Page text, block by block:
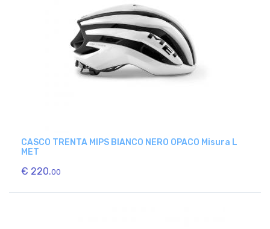
CASCO TRENTA MIPS BIANCO NERO OPACO Misura L
MET
€ 220.00